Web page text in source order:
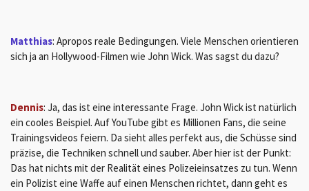
Matthias: Apropos reale Bedingungen. Viele Menschen orientieren
sich ja an Hollywood-Filmen wie John Wick. Was sagst du dazu?
Dennis: Ja, das ist eine interessante Frage. John Wick ist natürlich
ein cooles Beispiel. Auf YouTube gibt es Millionen Fans, die seine
Trainingsvideos feiern. Da sieht alles perfekt aus, die Schüsse sind
präzise, die Techniken schnell und sauber. Aber hier ist der Punkt:
Das hat nichts mit der Realität eines Polizeieinsatzes zu tun. Wenn
ein Polizist eine Waffe auf einen Menschen richtet, dann geht es